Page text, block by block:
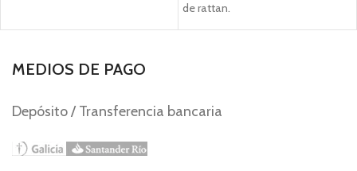
de rattan.
MEDIOS DE PAGO
Depósito / Transferencia bancaria